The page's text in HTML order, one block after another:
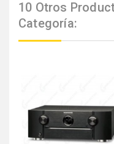
10 Otros
Categoría: